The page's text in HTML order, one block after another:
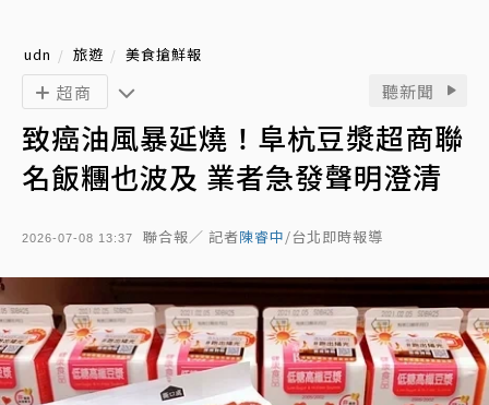
udn 旅遊 美食搶鮮報
聽新聞
致癌油風暴延燒！阜杭豆漿超商聯
名飯糰也波及 業者急發聲明澄清
2026-07-08 13:37 聯合報／ 記者陳睿中/台北即時報導
超商